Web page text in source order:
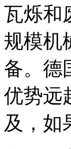
瓦烁和
规模机
备。德
优势远
及，如